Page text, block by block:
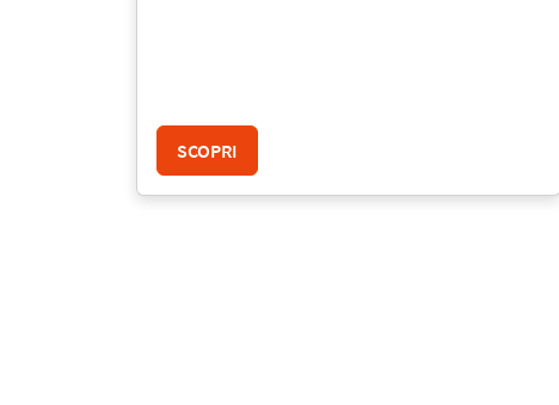
SCOPRI